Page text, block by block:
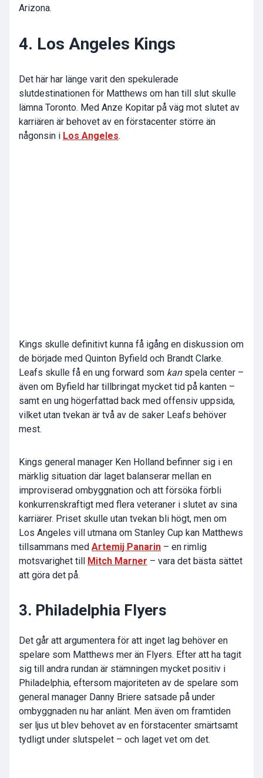
Arizona.
4. Los Angeles Kings
Det här har länge varit den spekulerade
slutdestinationen för Matthews om han till slut skulle
lämna Toronto. Med Anze Kopitar på väg mot slutet av
karriären är behovet av en förstacenter större än
någonsin i Los Angeles.
Kings skulle definitivt kunna få igång en diskussion om
de började med Quinton Byfield och Brandt Clarke.
Leafs skulle få en ung forward som kanspela center –
även om Byfield har tillbringat mycket tid på kanten –
samt en ung högerfattad back med offensiv uppsida,
vilket utan tvekan är två av de saker Leafs behöver
mest.
Kings general manager Ken Holland befinner sig i en
märklig situation där laget balanserar mellan en
improviserad ombyggnation och att försöka förbli
konkurrenskraftigt med flera veteraner i slutet av sina
karriärer. Priset skulle utan tvekan bli högt, men om
Los Angeles vill utmana om Stanley Cup kan Matthews
tillsammans med Artemij Panarin – en rimlig
motsvarighet till
Mitch Marner – vara det bästa sättet
att göra det på.
3. Philadelphia Flyers
Det går att argumentera för att inget lag behöver en
spelare som Matthews mer än Flyers. Efter att ha tagit
sig till andra rundan är stämningen mycket positiv i
Philadelphia, eftersom majoriteten av de spelare som
general manager Danny Briere satsade på under
ombyggnaden nu har anlänt. Men även om framtiden
ser ljus ut blev behovet av en förstacenter smärtsamt
tydligt under slutspelet – och laget vet om det.